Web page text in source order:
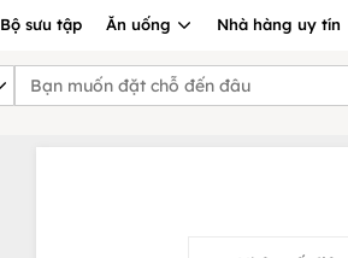
Bộ sưu tập Ăn uống Nhà hàng uy tín